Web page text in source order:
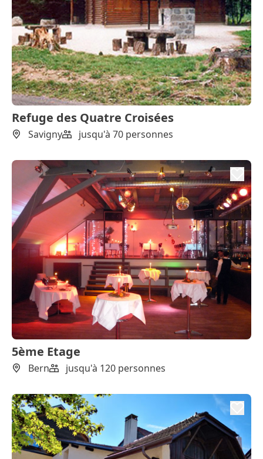
Refuge des Quatre Croisées
Savigny jusqu'à 70 personnes
5ème Etage
Bern jusqu'à 120 personnes